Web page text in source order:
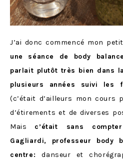
J’ai donc commencé mon
une séance de body
parlait plutôt très bien dans
plusieurs années suivi les
(c’était d’ailleurs mon cours
d’étirements et de diverses
Mais c’était sans
Gagliardi, professeur body
centre:danseur et